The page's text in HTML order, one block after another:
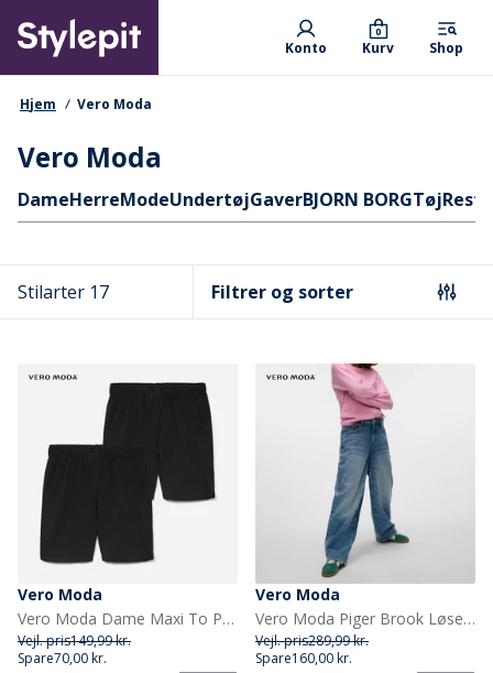
main
content
Primary departments
Konto Kurv
0
Shop
navigationssti
Hjem Vero Moda
Vero Moda
Hurtige links
DameHerreModeUndertøjGaverBJORN BORGTøj
Stilarter 17 Filtrer og sorter
Vero Moda
Vero Moda Dame Maxi To Pak Biker Shorts Sort
Vejl. pris149,99 kr.
Spare70,00 kr.
Vero Moda
Vero Moda Piger Brook Løse Jeans Medium Blue Denim
Vejl. pris289,99 kr.
Spare160,00 kr.